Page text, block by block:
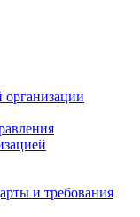
организации
и требования